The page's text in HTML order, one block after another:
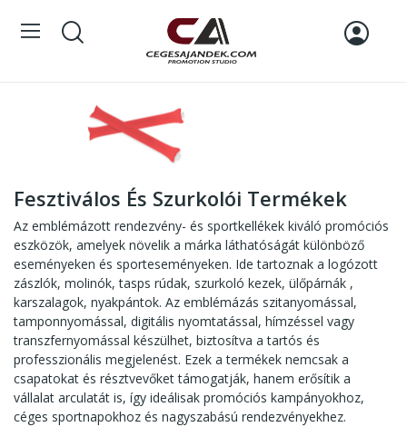
Fesztiválos És Szurkolói Termékek
Az emblémázott rendezvény- és sportkellékek kiváló promóciós
eszközök, amelyek növelik a márka láthatóságát különböző
eseményeken és sporteseményeken. Ide tartoznak a logózott
zászlók, molinók, tasps rúdak, szurkoló kezek, ülőpárnák ,
karszalagok, nyakpántok. Az emblémázás szitanyomással,
tamponnyomással, digitális nyomtatással, hímzéssel vagy
transzfernyomással készülhet, biztosítva a tartós és
professzionális megjelenést. Ezek a termékek nemcsak a
csapatokat és résztvevőket támogatják, hanem erősítik a
vállalat arculatát is, így ideálisak promóciós kampányokhoz,
céges sportnapokhoz és nagyszabású rendezvényekhez.